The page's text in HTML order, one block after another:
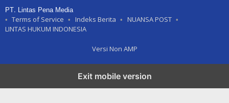
PT. Lintas Pena Media
Terms of Service Indeks Berita
NUANSA POST
LINTAS HUKUM INDONESIA
Versi Non AMP
Exit mobile version